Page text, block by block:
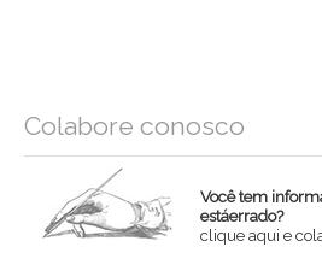
Colabore conosco
Você tem
estáerrado?
clique aqui e